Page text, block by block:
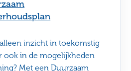
inzicht in toekomstig
ook in de mogelijkheden
Met een Duurzaam